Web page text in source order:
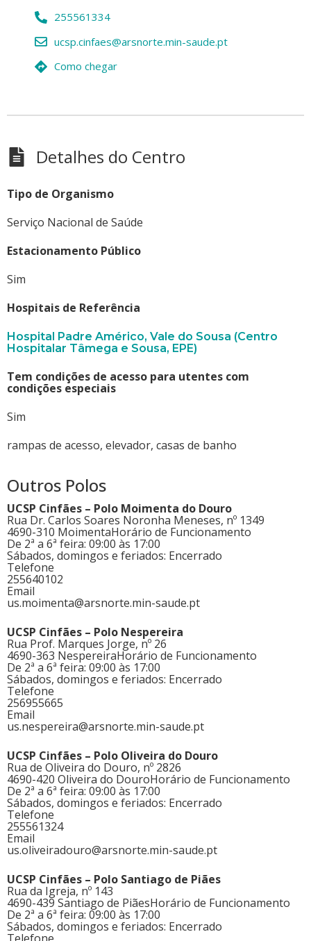
255561334
ucsp.cinfaes@arsnorte.min-saude.pt
Como chegar
Detalhes do Centro
Tipo de Organismo
Serviço Nacional de Saúde
Estacionamento Público
Sim
Hospitais de Referência
Hospital Padre Américo, Vale do Sousa (Centro
Hospitalar Tâmega e Sousa, EPE)
Tem condições de acesso para utentes com
condições especiais
Sim
rampas de acesso, elevador, casas de banho
Outros Polos
UCSP Cinfães – Polo Moimenta do Douro
Rua Dr. Carlos Soares Noronha Meneses, nº 1349
4690-310 MoimentaHorário de Funcionamento
De 2ª a 6ª feira: 09:00 às 17:00
Sábados, domingos e feriados: Encerrado
Telefone
255640102
Email
us.moimenta@arsnorte.min-saude.pt
UCSP Cinfães – Polo Nespereira
Rua Prof. Marques Jorge, nº 26
4690-363 NespereiraHorário de Funcionamento
De 2ª a 6ª feira: 09:00 às 17:00
Sábados, domingos e feriados: Encerrado
Telefone
256955665
Email
us.nespereira@arsnorte.min-saude.pt
UCSP Cinfães – Polo Oliveira do Douro
Rua de Oliveira do Douro, nº 2826
4690-420 Oliveira do DouroHorário de Funcionamento
De 2ª a 6ª feira: 09:00 às 17:00
Sábados, domingos e feriados: Encerrado
Telefone
255561324
Email
us.oliveiradouro@arsnorte.min-saude.pt
UCSP Cinfães – Polo Santiago de Piães
Rua da Igreja, nº 143
4690-439 Santiago de PiãesHorário de Funcionamento
De 2ª a 6ª feira: 09:00 às 17:00
Sábados, domingos e feriados: Encerrado